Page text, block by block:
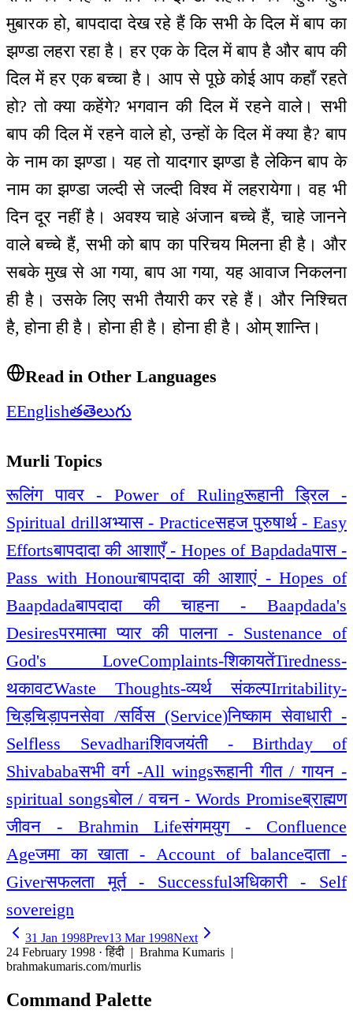
मुबारक हो, बापदादा देख रहे हैं कि सभी के दिल में बाप का
झण्डा लहरा रहा है। हर एक के दिल में बाप है और बाप की
दिल में हर एक बच्चा है। आप से पूछे कोई आप कहाँ रहते
हो? तो क्या कहेंगे? भगवान की दिल में रहने वाले। सभी
बाप की दिल में रहने वाले हो, उन्हों के दिल में क्या है? बाप
के नाम का झण्डा। यह तो यादगार झण्डा है लेकिन बाप के
नाम का झण्डा जल्दी से जल्दी विश्व में लहरायेगा। वह भी
दिन दूर नहीं है। अवश्य चाहे अंजान बच्चे हैं, चाहे जानने
वाले बच्चे हैं, सभी को बाप का परिचय मिलना ही है। और
सबके मुख से आ गया, बाप आ गया, यह आवाज निकलना
ही है। उसके लिए सभी तैयारी कर रहे हैं। और निश्चित
है, होना ही है। होना ही है। होना ही है। ओम् शान्ति।
Read in Other Languages
EEnglishతతెలుగు
Murli Topics
रूलिंग पावर - Power of Rulingरूहानी ड्रिल -
Spiritual drillअभ्यास - Practiceसहज पुरुषार्थ - Easy
Effortsबापदादा की आशाएँ - Hopes of Bapdadaपास -
Pass with Honourबापदादा की आशाएं - Hopes of
Baapdadaबापदादा की चाहना - Baapdada's
Desiresपरमात्मा प्यार की पालना - Sustenance of
God's LoveComplaints-शिकायतेंTiredness-
थकावटWaste Thoughts-व्यर्थ संकल्पIrritability-
चिड़चिड़ापनसेवा /सर्विस (Service)निष्काम सेवाधारी -
Selfless Sevadhariशिवजयंती - Birthday of
Shivababaसभी वर्ग -All wingsरूहानी गीत / गायन -
spiritual songsबोल / वचन - Words Promiseब्राह्मण
जीवन - Brahmin Lifeसंगमयुग - Confluence
Ageजमा का खाता - Account of balanceदाता -
Giverसफलता मूर्त - Successfulअधिकारी - Self
sovereign
31 Jan 1998Prev13 Mar 1998Next
24 February 1998 · हिंदी | Brahma Kumaris |
brahmakumaris.com/murlis
Command Palette